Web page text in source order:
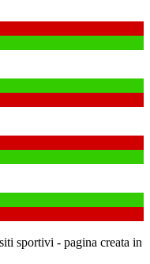
sportivi - pagina creata in